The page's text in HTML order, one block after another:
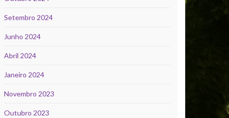
Setembro 2024
Junho 2024
Abril 2024
Janeiro 2024
Novembro 2023
Outubro 2023